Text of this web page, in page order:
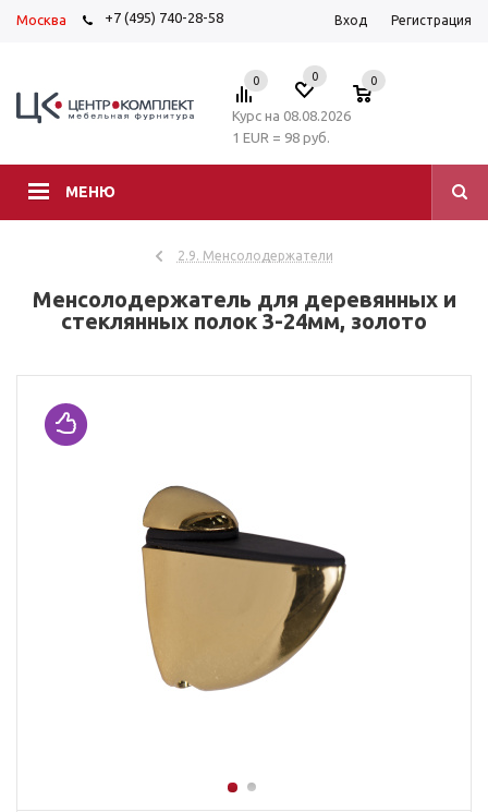
Москва +7 (495) 740-28-58 Вход Регистрация
МЕНЮ
0 0 0
Курс на 08.08.2026
1 EUR = 98 руб.
2.9. Менсолодержатели
Менсолодержатель для деревянных и
стеклянных полок 3-24мм, золото